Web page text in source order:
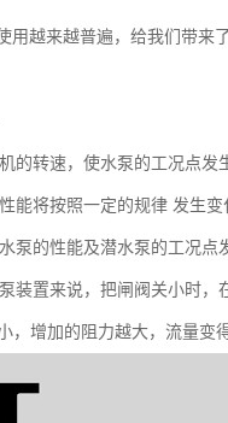
用越来越普遍，给我们带
的转速，使水泵的工况点发
能将按照一定的规律 发生变
泵的性能及潜水泵的工况点
装置来说，把闸阀关小时
，增加的阻力越大，流量变